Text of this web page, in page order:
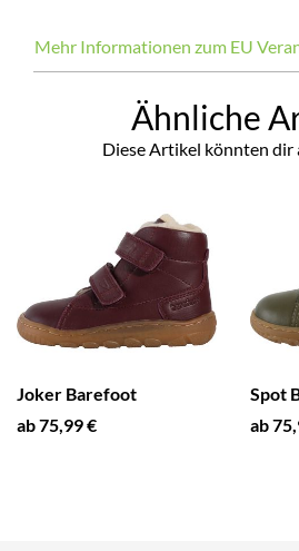
Mehr Informationen zum EU
Ähnliche
Diese Artikel könnten dir
Joker Barefoot
ab 75,99 €
Spot
ab